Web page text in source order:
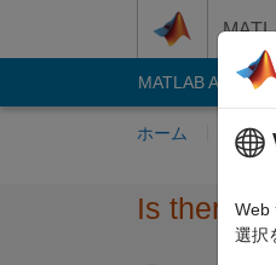
MATLAB Answers
ホーム 質問
Is there a
Web
選択